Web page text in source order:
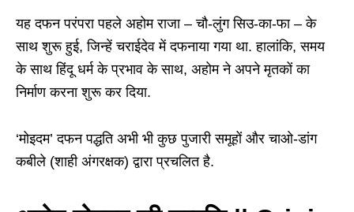
यह दफन परंपरा पहले अहोम राजा – चौ-लुंग सिउ-का-फा – के
साथ शुरू हुई, जिन्हें चराईदेव में दफनाया गया था. हालांकि, समय
के साथ हिंदू धर्म के प्रभाव के साथ, अहोम ने अपने मृतकों का
निर्माण करना शुरू कर दिया.
‘मोइदम’ दफन पद्धति अभी भी कुछ पुजारी समूहों और चाओ-डांग
कबीले (शाही अंगरक्षक) द्वारा प्रचलित है.